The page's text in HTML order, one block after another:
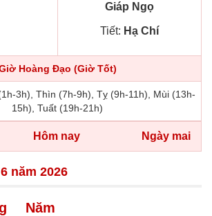
Giáp Ngọ
Tiết: Hạ Chí
Hoàng Đạo (Giờ Tốt)
3h), Thìn (7h-9h), Tỵ (9h-11h), Mùi (13h-
15h), Tuất (19h-21h)
Hôm nay Ngày mai
năm 2026
Năm